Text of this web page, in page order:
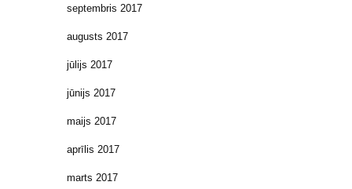
septembris 2017
augusts 2017
jūlijs 2017
jūnijs 2017
maijs 2017
aprīlis 2017
marts 2017